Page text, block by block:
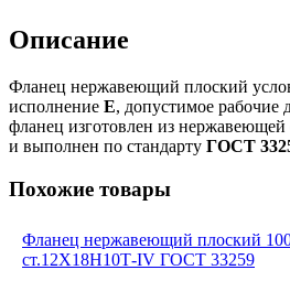
Описание
Фланец нержавеющий плоский
исполнение E, допустимое рабочие
фланец изготовлен из нержавеющей
и выполнен по стандарту ГОСТ
Похожие товары
Фланец нержавеющий плоский
ст.12Х18Н10Т-IV ГОСТ 33259